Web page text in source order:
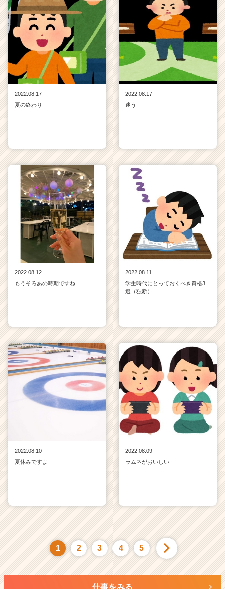
2022.08.17
夏の終わり
2022.08.17
迷う
2022.08.12
もうそろあの時期ですね
2022.08.11
学生時代にとっておくべき資格3
選（独断）
2022.08.10
夏休みですよ
2022.08.09
ラムネがおいしい
1 2 3 4 5